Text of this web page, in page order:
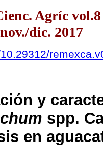
Agríc vol.8
dic. 2017
y
spp.
en